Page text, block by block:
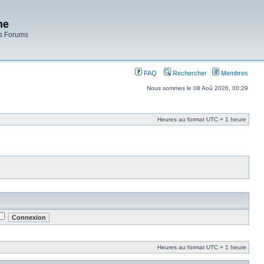
Forums
FAQ Rechercher Membres
Nous sommes le 08 Aoû 2026, 00:29
Heures au format UTC + 1 heure
Heures au format UTC + 1 heure